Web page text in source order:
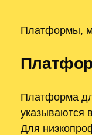
Платформы,
Платформа
указываются
Для